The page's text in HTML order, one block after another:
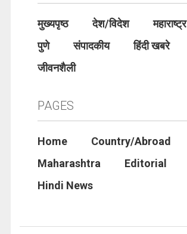
मुख्यपृष्ठ देश/विदेश
महाराष्ट्र
पुणे
संपादकीय
हिंदी खबरे
जीवनशैली
PAGES
Home
Country/Abroad
Maharashtra
Editorial
Hindi News